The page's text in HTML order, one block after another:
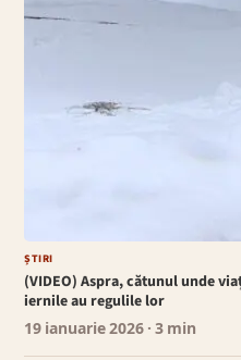
ȘTIRI
(VIDEO) Aspra, cătunul unde
iernile au regulile lor
19 ianuarie 2026 · 3 min